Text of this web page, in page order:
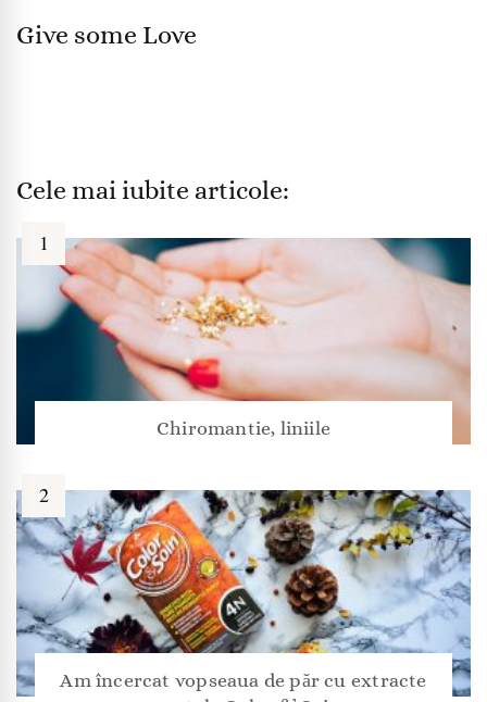
Give some Love
Cele mai iubite articole:
Chiromantie, liniile
Am încercat vopseaua de păr cu extracte